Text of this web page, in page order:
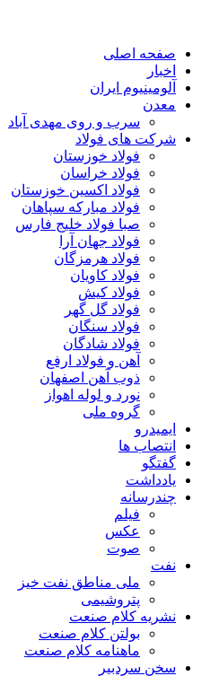
صفحه اصلی
اخبار
آلومینیوم ایران
معدن
سرب و روی مهدی آباد
شرکت های فولاد
فولاد خوزستان
فولاد خراسان
فولاد اکسین خوزستان
فولاد مبارکه سپاهان
صبا فولاد خلیج فارس
فولاد جهان آرا
فولاد هرمزگان
فولاد کاویان
فولاد کیش
فولاد گل گهر
فولاد سنگان
فولاد شادگان
آهن و فولاد ارفع
ذوب آهن اصفهان
نورد و لوله اهواز
گروه ملی
ایمیدرو
انتصاب ها
گفتگو
یادداشت
چندرسانه
فیلم
عکس
صوت
نفت
ملی مناطق نفت خیز
پتروشیمی
نشریه کلام صنعت
بولتن کلام صنعت
ماهنامه کلام صنعت
سخن سردبیر